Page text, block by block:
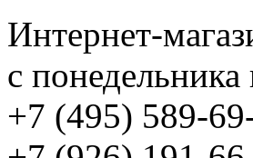
Интернет-
с
+7 (495) 589-